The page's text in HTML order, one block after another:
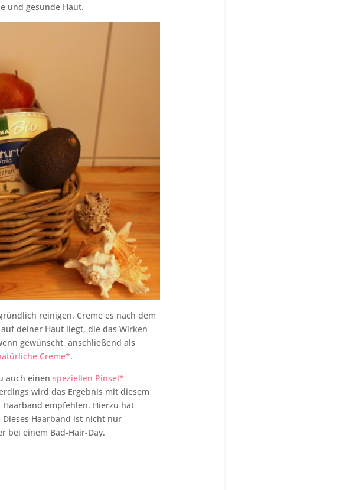
und gesunde Haut.
reinigen. Creme es nach dem
deiner Haut liegt, die das Wirken
gewünscht, anschließend als
Creme*.
auch einenspeziellen Pinsel*
wird das Ergebnis mit diesem
empfehlen. Hierzu hat
Dieses Haarband ist nicht nur
bei einem Bad-Hair-Day.